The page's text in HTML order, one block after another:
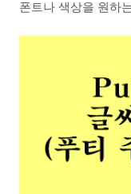
폰트나 색상을 원하